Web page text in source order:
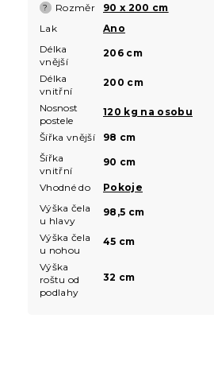
? Rozměr
90 x 200 cm
Lak
Ano
Délka
vnější
206 cm
Délka
vnitřní
200 cm
Nosnost
postele
120 kg na osobu
Šířka vnější
98 cm
Šířka
vnitřní
90 cm
Vhodné do
Pokoje
Výška čela
u hlavy
98,5 cm
Výška čela
u nohou
45 cm
Výška
roštu od
podlahy
32 cm